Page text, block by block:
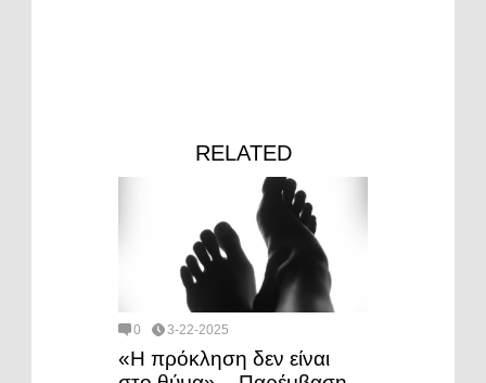
RELATED
0 3-22-2025
«Η πρόκληση δεν είναι